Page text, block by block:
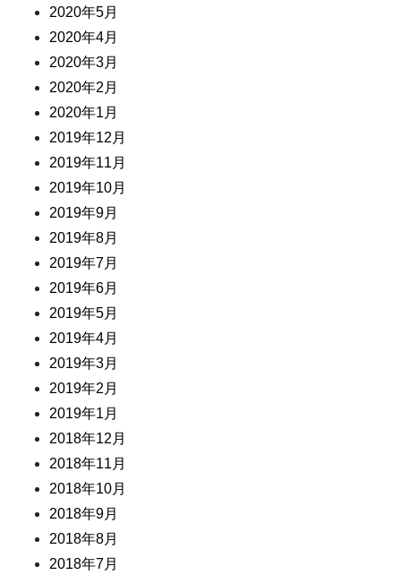
2020年5月
2020年4月
2020年3月
2020年2月
2020年1月
2019年12月
2019年11月
2019年10月
2019年9月
2019年8月
2019年7月
2019年6月
2019年5月
2019年4月
2019年3月
2019年2月
2019年1月
2018年12月
2018年11月
2018年10月
2018年9月
2018年8月
2018年7月